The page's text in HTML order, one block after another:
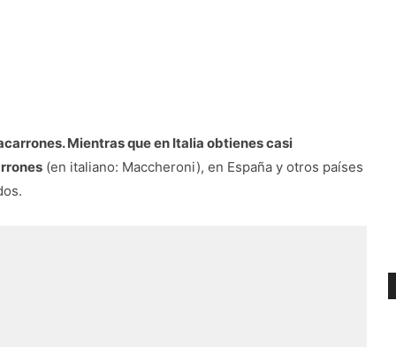
Mientras que en Italia obtienes casi
(en italiano: Maccheroni), en España y otros países